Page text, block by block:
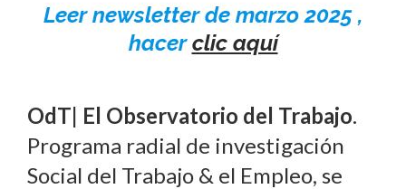
Leer newsletter de marzo 2025 ,
hacerclic aquí
OdT| El Observatorio del Trabajo.
Programa radial de investigación
Social del Trabajo & el Empleo, se